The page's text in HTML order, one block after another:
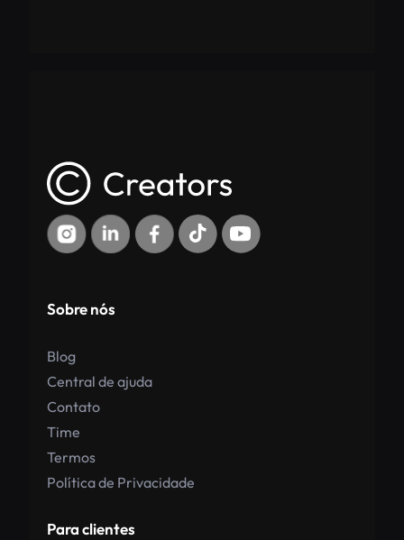
Sobre nós
Blog
Central de ajuda
Contato
Time
Termos
Política de Privacidade
Para clientes